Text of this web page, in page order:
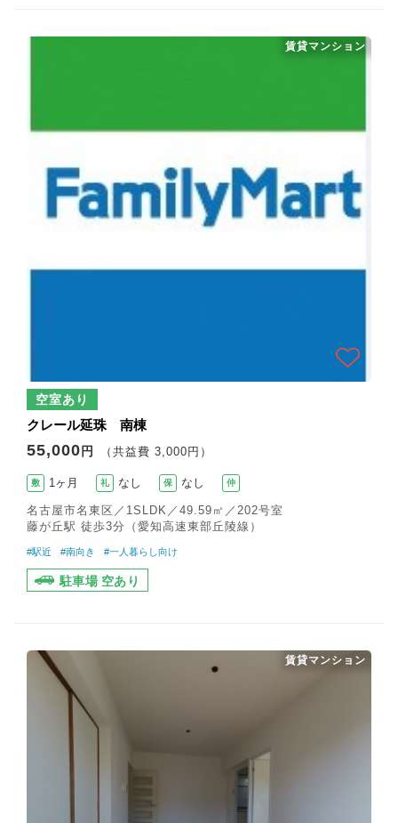
空室あり
クレール延珠 南棟
55,000 円 （共益費 3,000円）
敷 1ヶ月 礼 なし 保 なし 仲
名古屋市名東区／1SLDK／49.59㎡／202号室
藤が丘駅 徒歩3分（愛知高速東部丘陵線）
賃貸マンション
#駅近 #南向き #一人暮らし向け
駐車場 空あり
賃貸マンション